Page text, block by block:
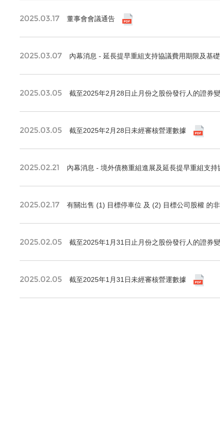
2025.03.17 董事會會議通告
2025.03.07 內幕消息 - 延長提早重組支持協議費用期限及基
2025.03.05 截至2025年2月28日止月份之股份發行人的證券
2025.03.05 截至2025年2月28日未經審核營運數據
2025.02.21 內幕消息 - 境外債務重組進展及延長提早重組支持
2025.02.17 有關出售 (1) 目標停車位 及 (2) 目標公司股權 的
2025.02.05 截至2025年1月31日止月份之股份發行人的證券
2025.02.05 截至2025年1月31日未經審核營運數據